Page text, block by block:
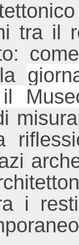
tra il
i